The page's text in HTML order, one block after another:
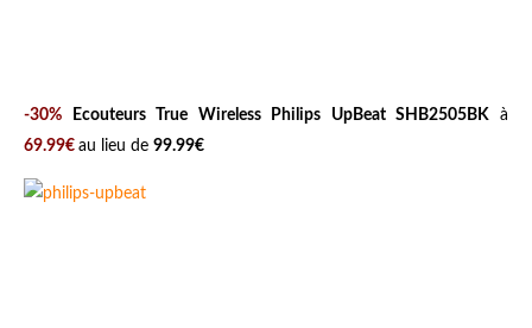
-30% Ecouteurs True Wireless Philips UpBeat SHB2505BK
à
69.99€ au lieu de 99.99€